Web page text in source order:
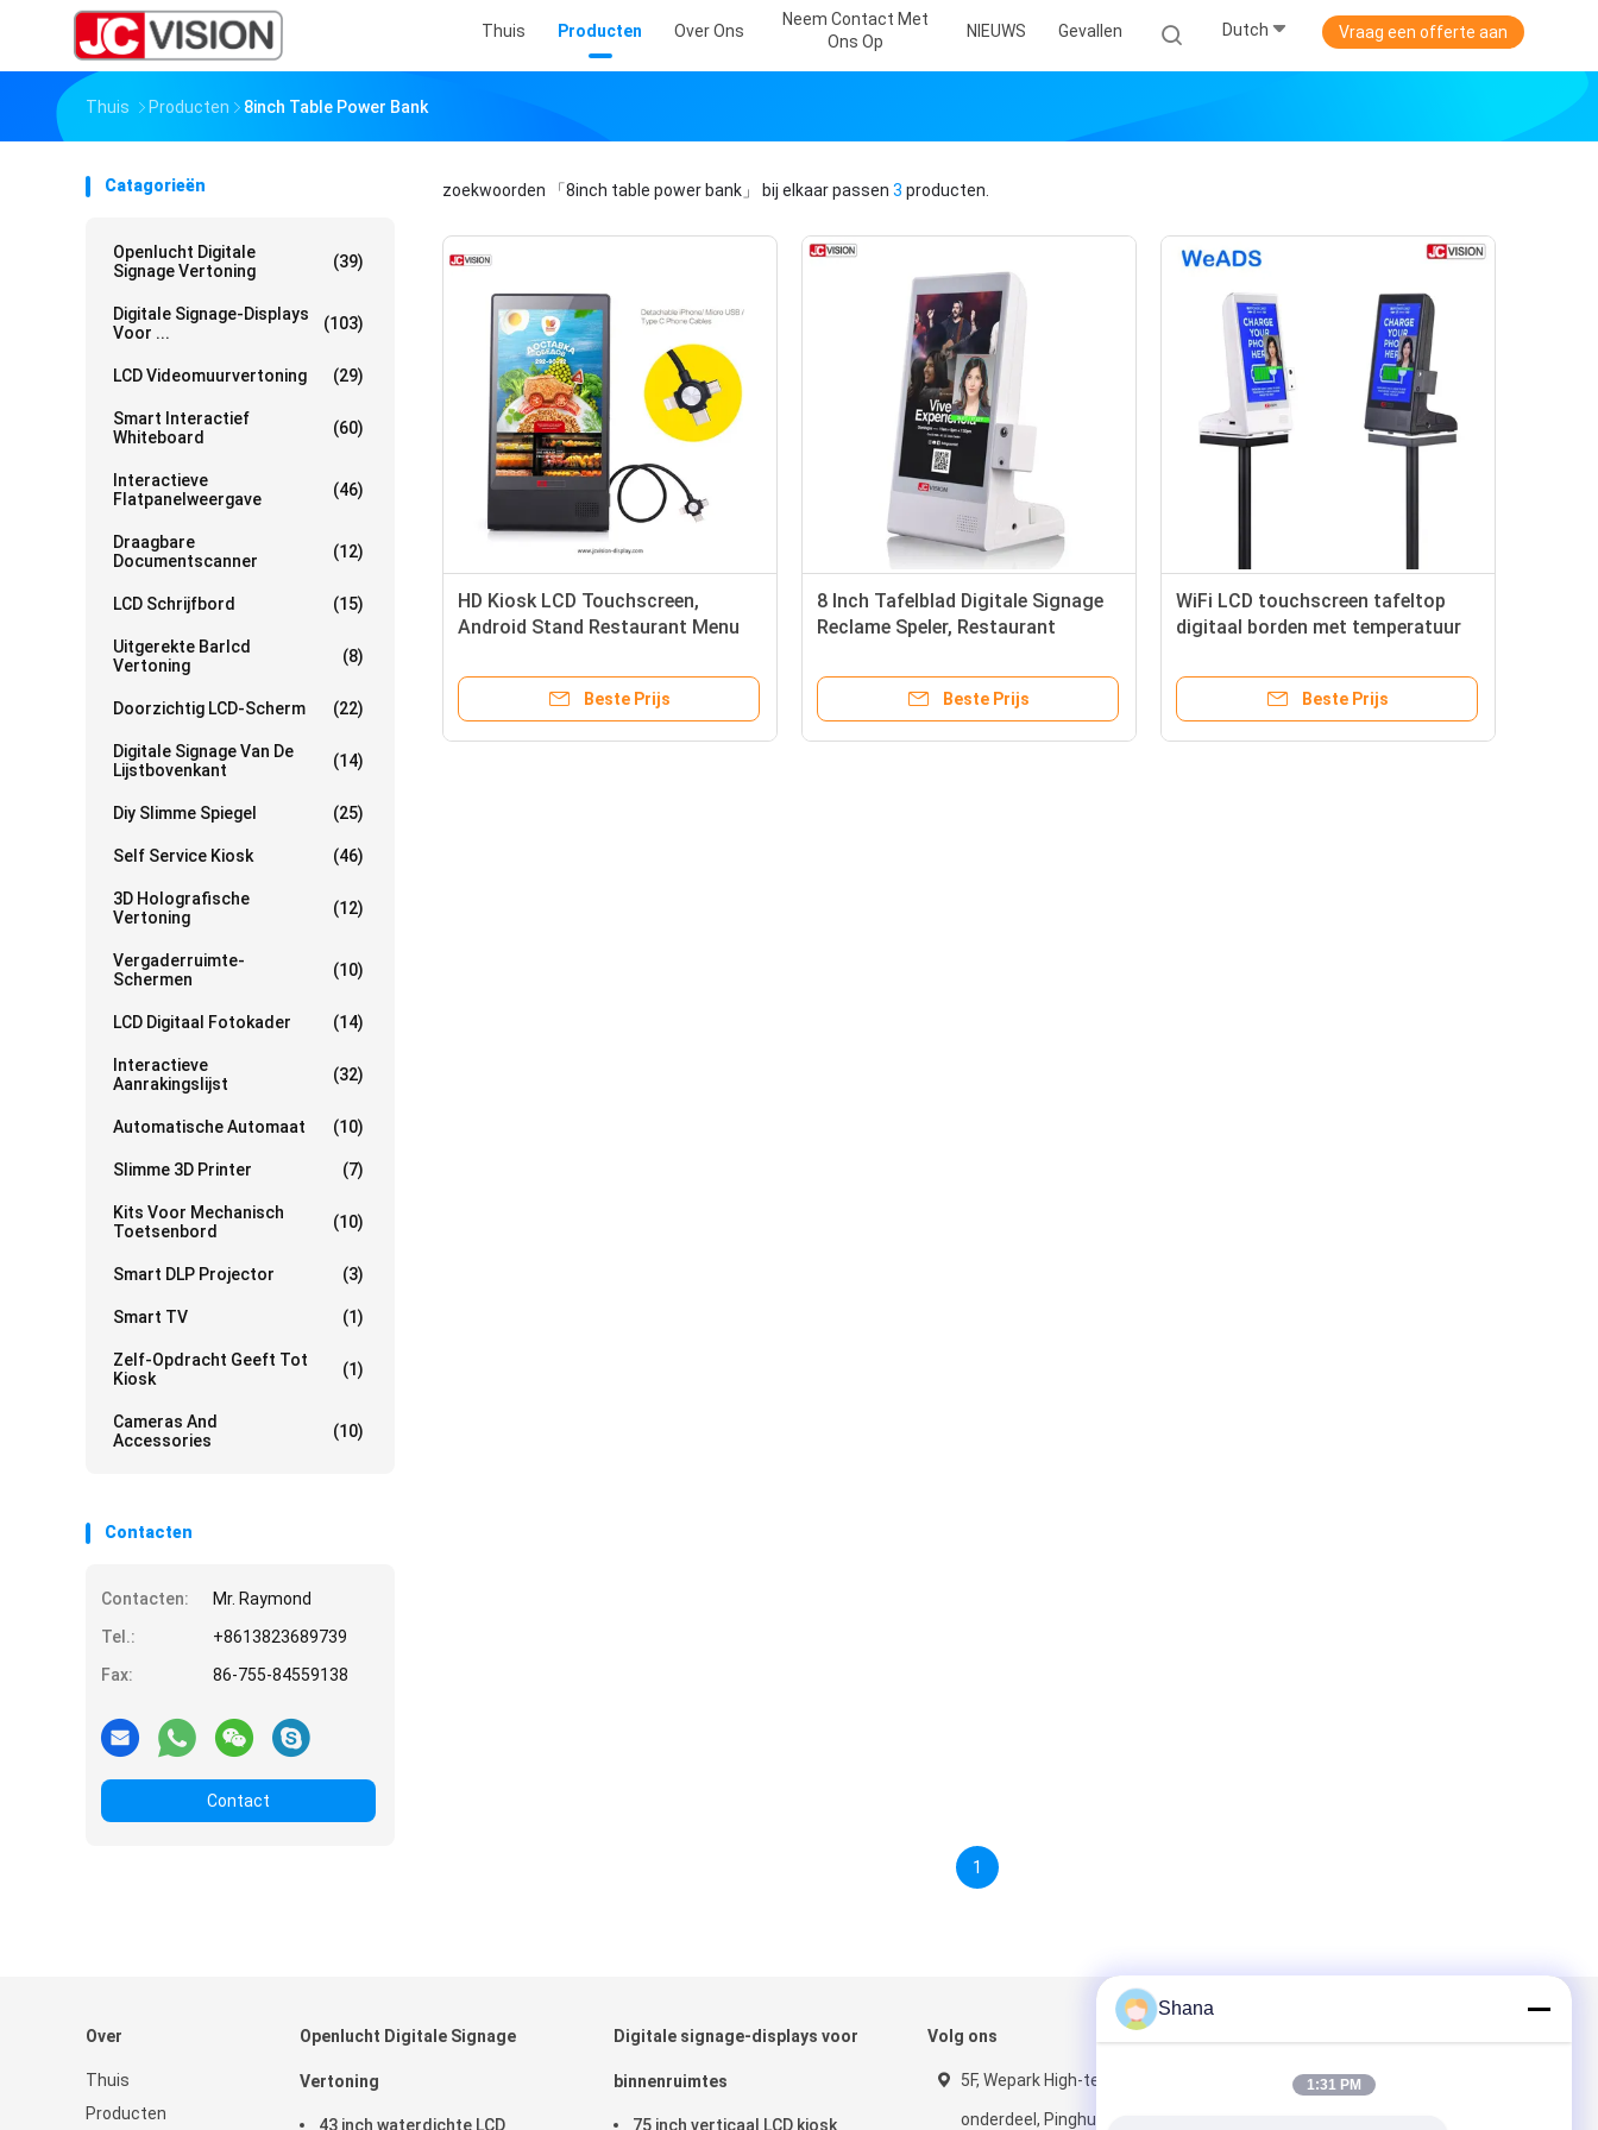
Thuis Producten Over Ons
Neem Contact Met
Ons Op
NIEUWS Gevallen Dutch Vraag een offerte aan
Thuis Producten 8inch Table Power Bank
Catagorieën
Openlucht Digitale
Signage Vertoning
(39)
Digitale Signage-Displays
Voor ...
(103)
LCD Videomuurvertoning (29)
Smart Interactief
Whiteboard
(60)
Interactieve
Flatpanelweergave
(46)
Draagbare
Documentscanner
(12)
LCD Schrijfbord (15)
Uitgerekte Barlcd
Vertoning
(8)
Doorzichtig LCD-Scherm (22)
Digitale Signage Van De
Lijstbovenkant
(14)
Diy Slimme Spiegel (25)
Self Service Kiosk (46)
3D Holografische
Vertoning
(12)
Vergaderruimte-
Schermen
(10)
LCD Digitaal Fotokader (14)
Interactieve
Aanrakingslijst
(32)
Automatische Automaat (10)
Slimme 3D Printer (7)
Kits Voor Mechanisch
Toetsenbord
(10)
Smart DLP Projector (3)
Smart TV (1)
Zelf-Opdracht Geeft Tot
Kiosk
(1)
Cameras And
Accessories
(10)
Contacten
Contacten:
Mr. Raymond
Tel.:
+8613823689739
Fax:
86-755-84559138
Contact
zoekwoorden 「8inch table power bank」 bij elkaar passen 3 producten.
HD Kiosk LCD Touchscreen,
Android Stand Restaurant Menu
Beste Prijs
8 Inch Tafelblad Digitale Signage
Reclame Speler, Restaurant
Beste Prijs
WiFi LCD touchscreen tafeltop
digitaal borden met temperatuur
Beste Prijs
1
Over
Thuis
Producten
Openlucht Digitale Signage
Vertoning
43 inch waterdichte LCD
Digitale signage-displays voor
binnenruimtes
75 inch verticaal LCD kiosk
Volg ons
5F, Wepark High-tech
onderdeel, Pinghu, Longgang
Shana
1:31 PM